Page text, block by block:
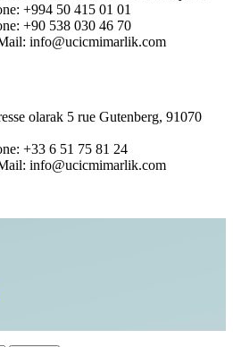
‎‎+994 50 415 01 01
+90 538 030 46 70
info@ucicmimarlik.com
olarak 5 rue Gutenberg, 91070
‎+33 6 51 75 81 24
info@ucicmimarlik.com